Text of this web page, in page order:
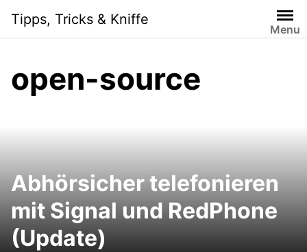
content
Tipps, Tricks & Kniffe
Menu
open-source
Abhörsicher telefonieren
mit Signal und RedPhone
(Update)